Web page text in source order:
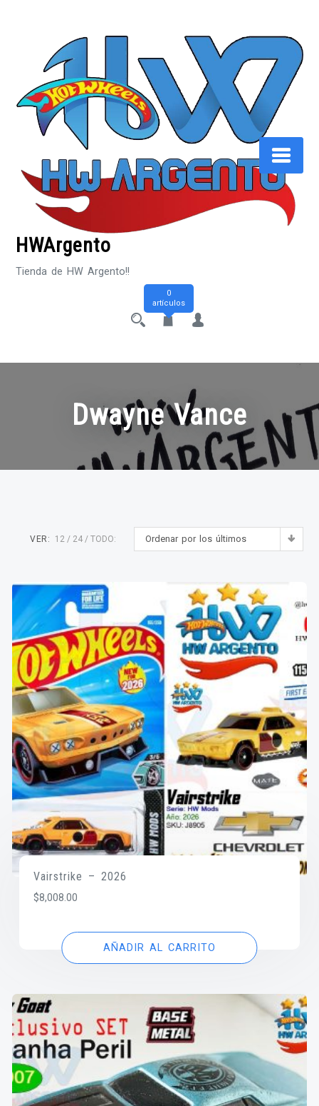
HWArgento
Tienda de HW Argento!!
0
artículos
Dwayne Vance
Ordenar por los últimos
VER: 12 24 TODO:
Vairstrike – 2026
$8,008.00
AÑADIR AL CARRITO